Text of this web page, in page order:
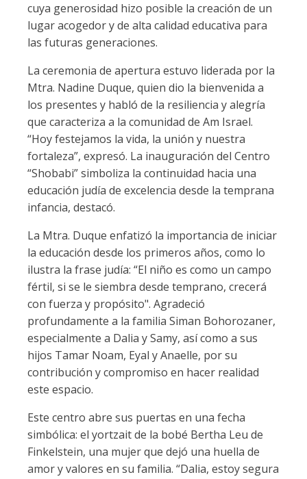
cuya generosidad hizo posible la creación de un
lugar acogedor y de alta calidad educativa para
las futuras generaciones.
La ceremonia de apertura estuvo liderada por la
Mtra. Nadine Duque, quien dio la bienvenida a
los presentes y habló de la resiliencia y alegría
que caracteriza a la comunidad de Am Israel.
“Hoy festejamos la vida, la unión y nuestra
fortaleza”, expresó. La inauguración del Centro
“Shobabi” simboliza la continuidad hacia una
educación judía de excelencia desde la temprana
infancia, destacó.
La Mtra. Duque enfatizó la importancia de iniciar
la educación desde los primeros años, como lo
ilustra la frase judía: “El niño es como un campo
fértil, si se le siembra desde temprano, crecerá
con fuerza y propósito". Agradeció
profundamente a la familia Siman Bohorozaner,
especialmente a Dalia y Samy, así como a sus
hijos Tamar Noam, Eyal y Anaelle, por su
contribución y compromiso en hacer realidad
este espacio.
Este centro abre sus puertas en una fecha
simbólica: el yortzait de la bobé Bertha Leu de
Finkelstein, una mujer que dejó una huella de
amor y valores en su familia. “Dalia, estoy segura